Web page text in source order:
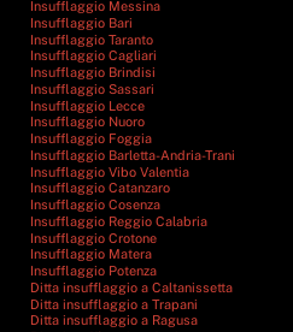
Insufflaggio Messina
Insufflaggio Bari
Insufflaggio Taranto
Insufflaggio Cagliari
Insufflaggio Brindisi
Insufflaggio Sassari
Insufflaggio Lecce
Insufflaggio Nuoro
Insufflaggio Foggia
Insufflaggio Barletta-Andria-Trani
Insufflaggio Vibo Valentia
Insufflaggio Catanzaro
Insufflaggio Cosenza
Insufflaggio Reggio Calabria
Insufflaggio Crotone
Insufflaggio Matera
Insufflaggio Potenza
Ditta insufflaggio a Caltanissetta
Ditta insufflaggio a Trapani
Ditta insufflaggio a Ragusa